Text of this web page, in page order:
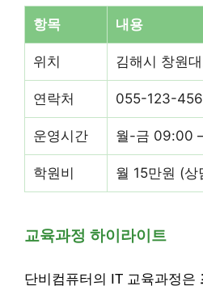
항목 내용
위치 김해시 창원
연락처 055-123-
운영시간 월-금 09:00
학원비 월 15만원 (
교육과정 하이라이트
단비컴퓨터의 IT 교육과정은